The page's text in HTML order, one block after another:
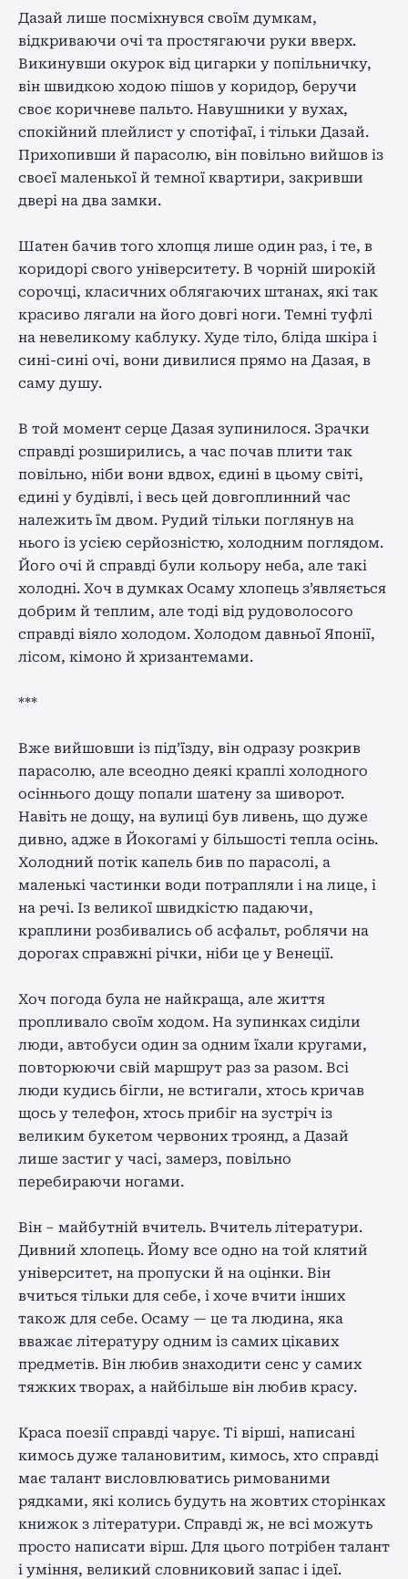
Дазай лише посміхнувся своїм думкам,
відкриваючи очі та простягаючи руки вверх.
Викинувши окурок від цигарки у попільничку,
він швидкою ходою пішов у коридор, беручи
своє коричневе пальто. Навушники у вухах,
спокійний плейлист у спотіфаї, і тільки Дазай.
Прихопивши й парасолю, він повільно вийшов із
своєї маленької й темної квартири, закривши
двері на два замки.
Шатен бачив того хлопця лише один раз, і те, в
коридорі свого університету. В чорній широкій
сорочці, класичних облягаючих штанах, які так
красиво лягали на його довгі ноги. Темні туфлі
на невеликому каблуку. Худе тіло, бліда шкіра і
сині-сині очі, вони дивилися прямо на Дазая, в
саму душу.
В той момент серце Дазая зупинилося. Зрачки
справді розширились, а час почав плити так
повільно, ніби вони вдвох, єдині в цьому світі,
єдині у будівлі, і весь цей довгоплинний час
належить їм двом. Рудий тільки поглянув на
нього із усією серйозністю, холодним поглядом.
Його очі й справді були кольору неба, але такі
холодні. Хоч в думках Осаму хлопець з’являється
добрим й теплим, але тоді від рудоволосого
справді віяло холодом. Холодом давньої Японії,
лісом, кімоно й хризантемами.
***
Вже вийшовши із під’їзду, він одразу розкрив
парасолю, але всеодно деякі краплі холодного
осіннього дощу попали шатену за шиворот.
Навіть не дощу, на вулиці був ливень, що дуже
дивно, адже в Йокогамі у більшості тепла осінь.
Холодний потік капель бив по парасолі, а
маленькі частинки води потрапляли і на лице, і
на речі. Із великої швидкістю падаючи,
краплини розбивались об асфальт, роблячи на
дорогах справжні річки, ніби це у Венеції.
Хоч погода була не найкраща, але життя
пропливало своїм ходом. На зупинках сиділи
люди, автобуси один за одним їхали кругами,
повторюючи свій маршрут раз за разом. Всі
люди кудись бігли, не встигали, хтось кричав
щось у телефон, хтось прибіг на зустріч із
великим букетом червоних троянд, а Дазай
лише застиг у часі, замерз, повільно
перебираючи ногами.
Він – майбутній вчитель. Вчитель літератури.
Дивний хлопець. Йому все одно на той клятий
університет, на пропуски й на оцінки. Він
вчиться тільки для себе, і хоче вчити інших
також для себе. Осаму — це та людина, яка
вважає літературу одним із самих цікавих
предметів. Він любив знаходити сенс у самих
тяжких творах, а найбільше він любив красу.
Краса поезії справді чарує. Ті вірші, написані
кимось дуже талановитим, кимось, хто справді
має талант висловлюватись римованими
рядками, які колись будуть на жовтих сторінках
книжок з літератури. Справді ж, не всі можуть
просто написати вірш. Для цього потрібен талант
і уміння, великий словниковий запас і ідеї.